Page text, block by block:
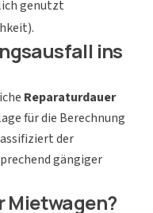
genutzt
ins
Reparaturdauer
für die Berechnung
der
gängiger
Mietwagen?